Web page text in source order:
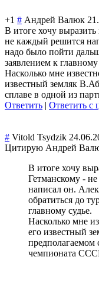
+1 # Андрей Валюк
В итоге хочу
не каждый решится
надо было пойти
заявлением к главному
Насколько мне
известный земляк
сплаве в одной из
Ответить | Ответить с
# Vitold Tsydzik
Цитирую Андрей
В итоге хочу
Гетманскому -
написал он.
обратиться до
главному судье.
Насколько мне
его известный
предполагаемом
чемпионата